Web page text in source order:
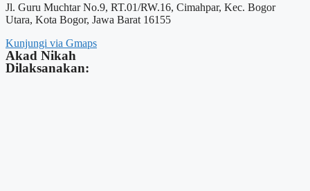
Jl. Guru Muchtar No.9, RT.01/RW.16, Cimahpar, Kec. Bogor
Utara, Kota Bogor, Jawa Barat 16155
Kunjungi via Gmaps
Akad Nikah
Dilaksanakan: